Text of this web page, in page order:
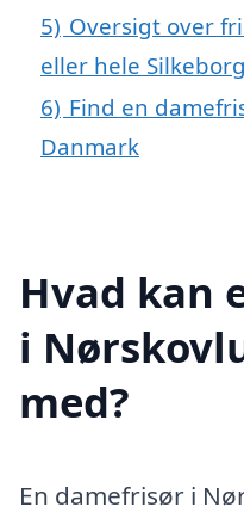
5) Oversigt over
eller hele
6) Find en
Danmark
Hvad kan
i
med?
En damefrisør i